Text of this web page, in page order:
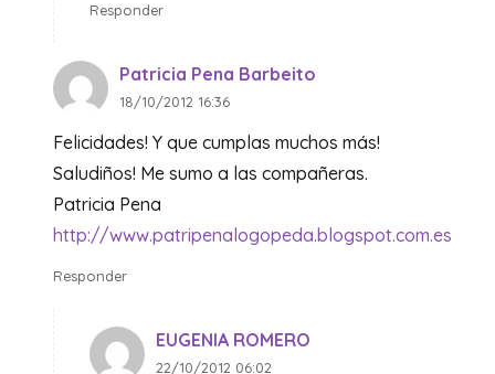
Responder
Patricia Pena Barbeito
18/10/2012 16:36
Felicidades! Y que cumplas muchos más!
Saludiños! Me sumo a las compañeras.
Patricia Pena
http://www.patripenalogopeda.blogspot.com.es
Responder
EUGENIA ROMERO
22/10/2012 06:02